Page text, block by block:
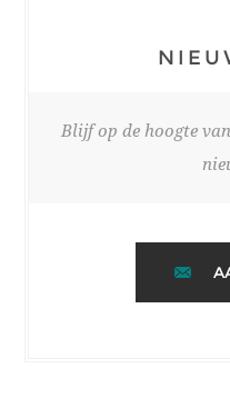
Blijf op de hoogte